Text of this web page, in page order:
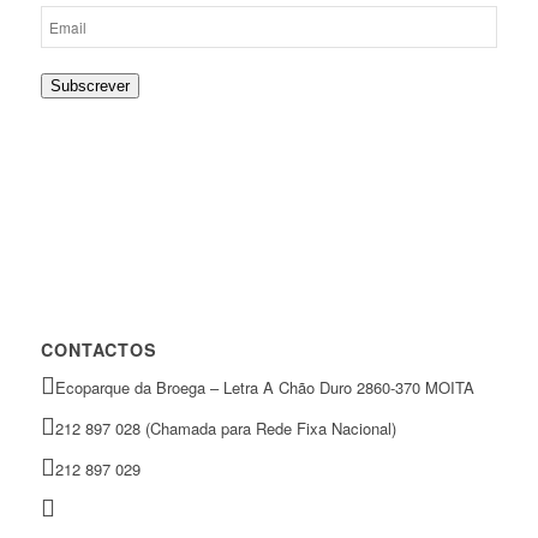
Subscrever
CONTACTOS
Ecoparque da Broega – Letra A Chão Duro 2860-370 MOITA
212 897 028 (Chamada para Rede Fixa Nacional)
212 897 029